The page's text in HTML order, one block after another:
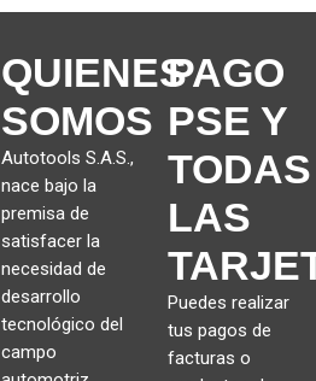
QUIENES
SOMOS
Autotools S.A.S.,
nace bajo la
premisa de
satisfacer la
necesidad de
desarrollo
tecnológico del
campo
PAGO
PSE Y
TODAS
LAS
Puedes realizar
tus pagos de
facturas o